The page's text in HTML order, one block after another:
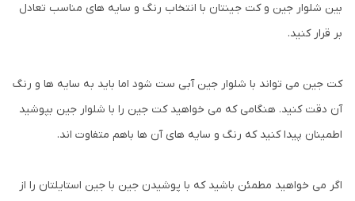
بین شلوار جین و کت جینتان با انتخاب رنگ و سایه های مناسب تعادل
بر قرار کنید.
کت جین می تواند با شلوار جین آبی ست شود اما باید به سایه ها و رنگ
آن دقت کنید. هنگامی که می خواهید کت جین را با شلوار جین بپوشید
اطمینان پیدا کنید که رنگ و سایه های آن ها باهم متفاوت اند.
اگر می خواهید مطمئن باشید که با پوشیدن جین با جین استایلتان را از